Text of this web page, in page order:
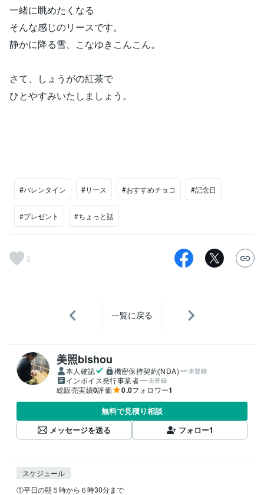
一緒に眺めたくなる
そんな感じのリースです。
静かに降る雪、こなゆきこんこん。
さて、しょうがの紅茶で
ひとやすみいたしましょう。
#バレンタイン #リース #おすすめチョコ #記念日
#プレゼント #ちょっと話
2
一覧に戻る
美照bishou
本人確認 機密保持契約(NDA) 未登録
インボイス発行事業者 未登録
総販売実績0評価 0.0フォロワー1
無料で見積り相談
メッセージを送る
フォロー1
スケジュール
①平日の朝５時から６時30分まで